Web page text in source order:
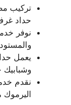
تركيب
حداد
نوفر
يعمل
نقدم